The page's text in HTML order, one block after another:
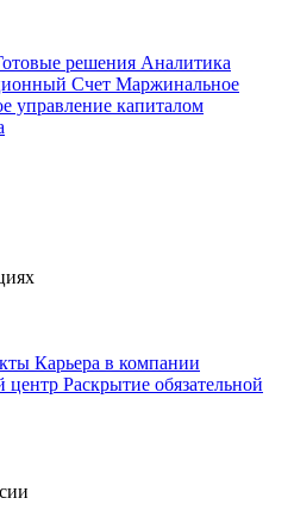
решения Аналитика
Счет Маржинальное
управление капиталом
Карьера в компании
центр Раскрытие обязательной